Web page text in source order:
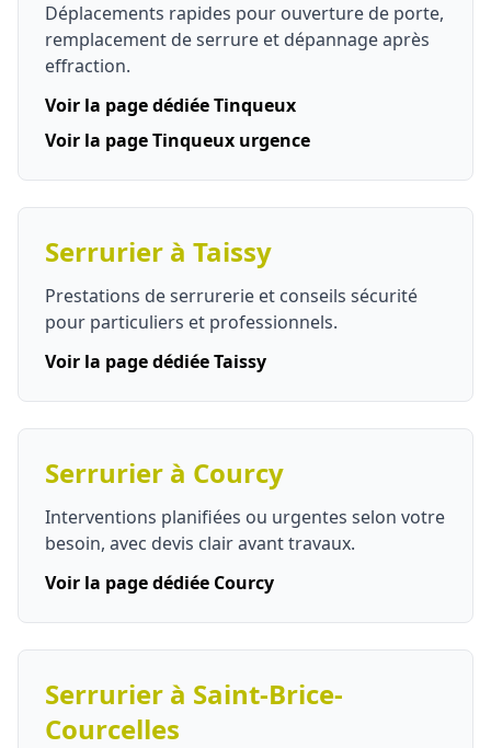
Déplacements rapides pour ouverture de porte,
remplacement de serrure et dépannage après
effraction.
Voir la page dédiée Tinqueux
Voir la page Tinqueux urgence
Serrurier à Taissy
Prestations de serrurerie et conseils sécurité
pour particuliers et professionnels.
Voir la page dédiée Taissy
Serrurier à Courcy
Interventions planifiées ou urgentes selon votre
besoin, avec devis clair avant travaux.
Voir la page dédiée Courcy
Serrurier à Saint-Brice-
Courcelles